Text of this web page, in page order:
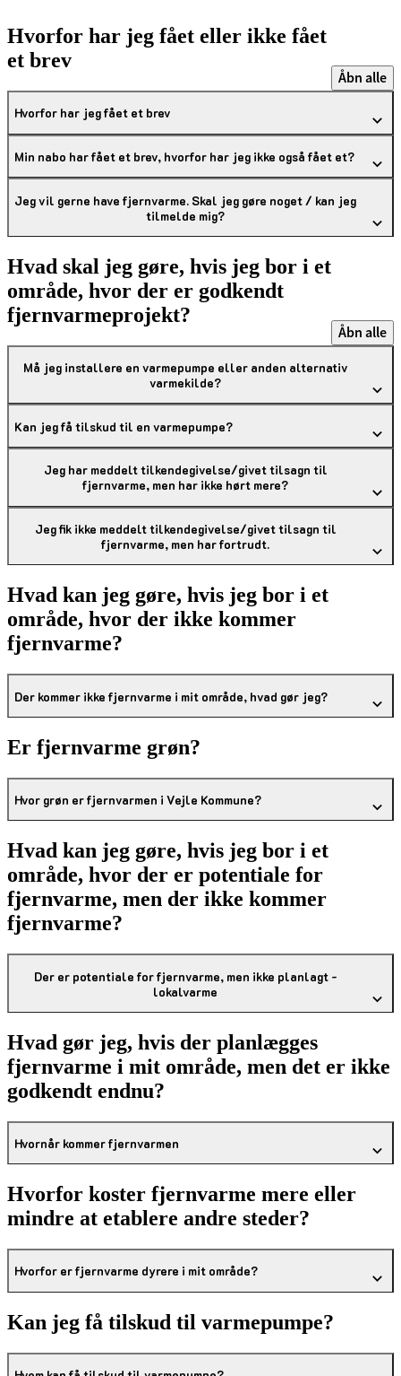
Hvorfor har jeg fået eller ikke fået
et brev
Åbn alle
Hvorfor har jeg fået et brev
Min nabo har fået et brev, hvorfor har jeg ikke også fået et?
Jeg vil gerne have fjernvarme. Skal jeg gøre noget / kan jeg
tilmelde mig?
Hvad skal jeg gøre, hvis jeg bor i et
område, hvor der er godkendt
fjernvarmeprojekt?
Åbn alle
Må jeg installere en varmepumpe eller anden alternativ
varmekilde?
Kan jeg få tilskud til en varmepumpe?
Jeg har meddelt tilkendegivelse/givet tilsagn til
fjernvarme, men har ikke hørt mere?
Jeg fik ikke meddelt tilkendegivelse/givet tilsagn til
fjernvarme, men har fortrudt.
Hvad kan jeg gøre, hvis jeg bor i et
område, hvor der ikke kommer
fjernvarme?
Der kommer ikke fjernvarme i mit område, hvad gør jeg?
Er fjernvarme grøn?
Hvor grøn er fjernvarmen i Vejle Kommune?
Hvad kan jeg gøre, hvis jeg bor i et
område, hvor der er potentiale for
fjernvarme, men der ikke kommer
fjernvarme?
Der er potentiale for fjernvarme, men ikke planlagt -
lokalvarme
Hvad gør jeg, hvis der planlægges
fjernvarme i mit område, men det er ikke
godkendt endnu?
Hvornår kommer fjernvarmen
Hvorfor koster fjernvarme mere eller
mindre at etablere andre steder?
Hvorfor er fjernvarme dyrere i mit område?
Kan jeg få tilskud til varmepumpe?